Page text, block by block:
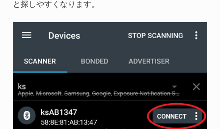
と探しやすくなります。